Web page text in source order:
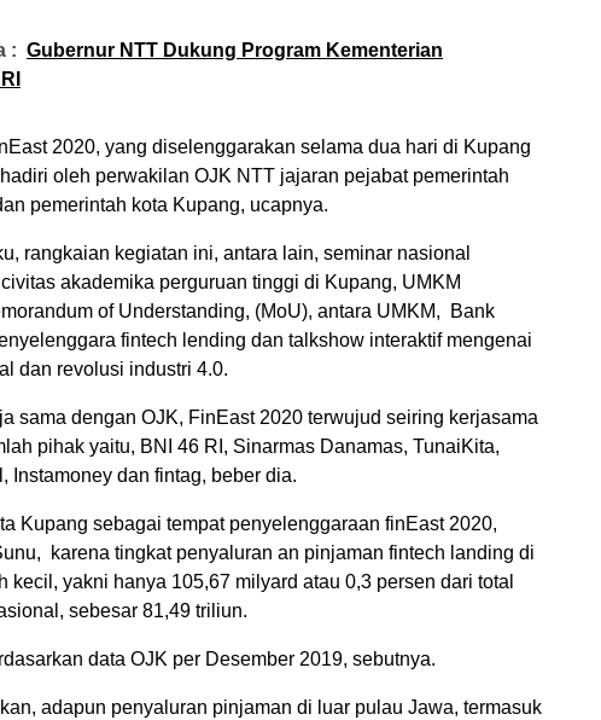
: Gubernur NTT Dukung Program Kementerian
2020, yang diselenggarakan selama dua hari di Kupang
oleh perwakilan OJK NTT jajaran pejabat pemerintah
pemerintah kota Kupang, ucapnya.
rangkaian kegiatan ini, antara lain, seminar nasional
akademika perguruan tinggi di Kupang, UMKM
of Understanding, (MoU), antara UMKM, Bank
fintech lending dan talkshow interaktif mengenai
dan revolusi industri 4.0.
sama dengan OJK, FinEast 2020 terwujud seiring kerjasama
pihak yaitu, BNI 46 RI, Sinarmas Danamas, TunaiKita,
Instamoney dan fintag, beber dia.
Kupang sebagai tempat penyelenggaraan finEast 2020,
karena tingkat penyaluran an pinjaman fintech landing di
kecil, yakni hanya 105,67 milyard atau 0,3 persen dari total
sebesar 81,49 triliun.
data OJK per Desember 2019, sebutnya.
adapun penyaluran pinjaman di luar pulau Jawa, termasuk